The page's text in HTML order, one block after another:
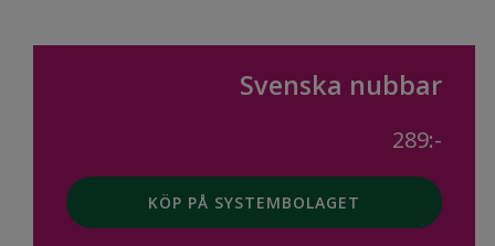
Svenska nubbar
289:-
KÖP PÅ SYSTEMBOLAGET